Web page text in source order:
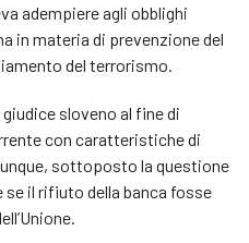
adempiere agli obblighi
in materia di prevenzione del
del terrorismo.
sloveno al fine di
con caratteristiche di
sottoposto la questione
se il rifiuto della banca fosse